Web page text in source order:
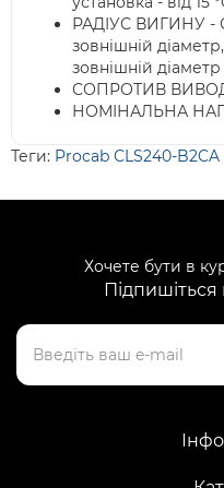
РАДІУС ВИГИНУ -
зовнішній
зовнішній діаметр
СОПРОТИВ
НОМІНАЛЬНА
Теги: Procab CLS240-B2CA
Хочете бути в